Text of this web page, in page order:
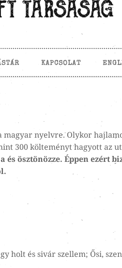
KAPCSOLAT
magyar nyelvre. Olykor
300 költeményt hagyott az
és ösztönözze. Éppen ezért
holt és sivár szellem; Ősi,